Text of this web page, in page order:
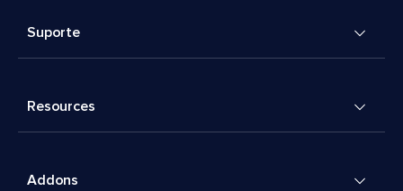
Suporte
Resources
Addons